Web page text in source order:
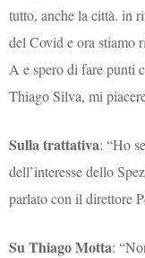
tutto, anche la città. in
del Covid e ora stiamo
A e spero di fare punti
Thiago Silva, mi
Sulla trattativa: “Ho
dell’interesse dello
parlato con il direttore
Su Thiago Motta: